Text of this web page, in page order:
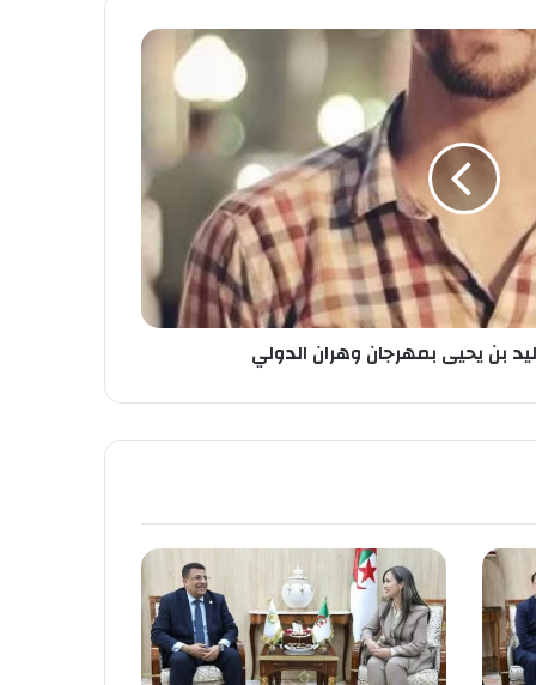
بن يحيى بمهرجان وهران الدولي